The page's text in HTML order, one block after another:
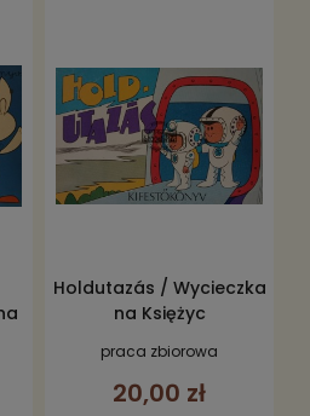
Holdutazás / Wycieczka
na Księżyc
praca zbiorowa
20,00 zł